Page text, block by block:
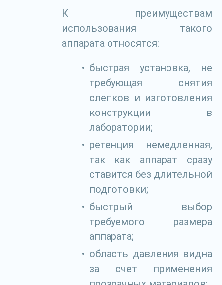
К преимуществам
использования такого
аппарата относятся:
быстрая установка, не
требующая снятия
слепков и изготовления
конструкции в
лаборатории;
ретенция немедленная,
так как аппарат сразу
ставится без длительной
подготовки;
быстрый выбор
требуемого размера
аппарата;
область давления видна
за счет применения